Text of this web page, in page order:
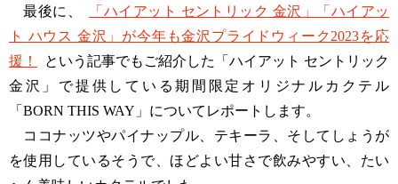
最後に、
「ハイアット セントリック 金沢」「ハイアッ
ト ハウス 金沢」が今年も金沢プライドウィーク2023を応
援！
という記事でもご紹介した「ハイアット セントリック
金沢」で提供している期間限定オリジナルカクテル
「BORN THIS WAY」についてレポートします。
ココナッツやパイナップル、テキーラ、そしてしょうが
を使用しているそうで、ほどよい甘さで飲みやすい、たい